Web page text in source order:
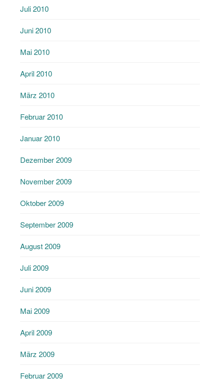
Juli 2010
Juni 2010
Mai 2010
April 2010
März 2010
Februar 2010
Januar 2010
Dezember 2009
November 2009
Oktober 2009
September 2009
August 2009
Juli 2009
Juni 2009
Mai 2009
April 2009
März 2009
Februar 2009